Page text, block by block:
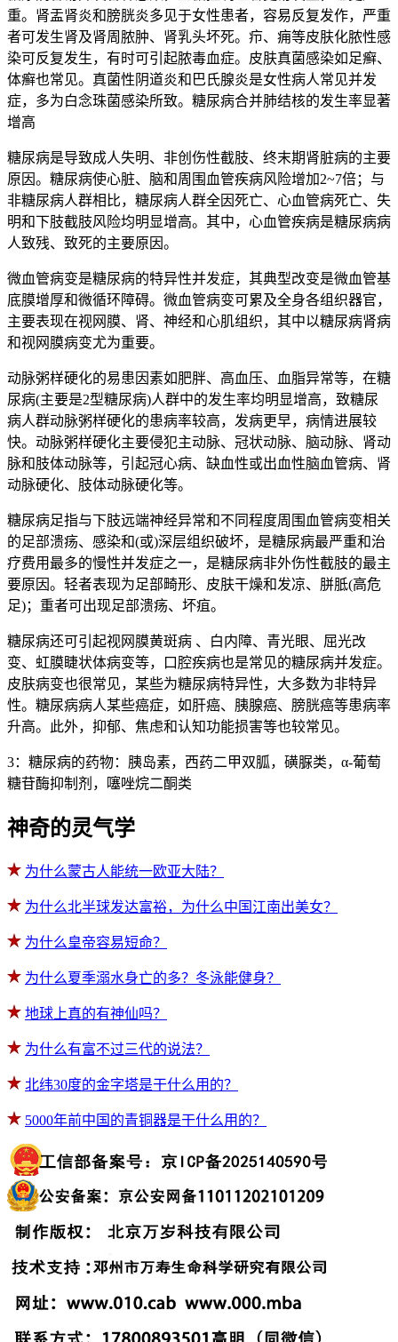
重。肾盂肾炎和膀胱炎多见于女性患者，容易反复发作，严重
者可发生肾及肾周脓肿、肾乳头坏死。疖、痈等皮肤化脓性感
染可反复发生，有时可引起脓毒血症。皮肤真菌感染如足癣、
体癣也常见。真菌性阴道炎和巴氏腺炎是女性病人常见并发
症，多为白念珠菌感染所致。糖尿病合并肺结核的发生率显著
增高
糖尿病是导致成人失明、非创伤性截肢、终末期肾脏病的主要
原因。糖尿病使心脏、脑和周围血管疾病风险增加2~7倍；与
非糖尿病人群相比，糖尿病人群全因死亡、心血管病死亡、失
明和下肢截肢风险均明显增高。其中，心血管疾病是糖尿病病
人致残、致死的主要原因。
微血管病变是糖尿病的特异性并发症，其典型改变是微血管基
底膜增厚和微循环障碍。微血管病变可累及全身各组织器官，
主要表现在视网膜、肾、神经和心肌组织，其中以糖尿病肾病
和视网膜病变尤为重要。
动脉粥样硬化的易患因素如肥胖、高血压、血脂异常等，在糖
尿病(主要是2型糖尿病)人群中的发生率均明显增高，致糖尿
病人群动脉粥样硬化的患病率较高，发病更早，病情进展较
快。动脉粥样硬化主要侵犯主动脉、冠状动脉、脑动脉、肾动
脉和肢体动脉等，引起冠心病、缺血性或出血性脑血管病、肾
动脉硬化、肢体动脉硬化等。
糖尿病足指与下肢远端神经异常和不同程度周围血管病变相关
的足部溃疡、感染和(或)深层组织破坏，是糖尿病最严重和治
疗费用最多的慢性并发症之一，是糖尿病非外伤性截肢的最主
要原因。轻者表现为足部畸形、皮肤干燥和发凉、胼胝(高危
足)；重者可出现足部溃疡、坏疽。
糖尿病还可引起视网膜黄斑病 、白内障、青光眼、屈光改
变、虹膜睫状体病变等，口腔疾病也是常见的糖尿病并发症。
皮肤病变也很常见，某些为糖尿病特异性，大多数为非特异
性。糖尿病病人某些癌症，如肝癌、胰腺癌、膀胱癌等患病率
升高。此外，抑郁、焦虑和认知功能损害等也较常见。
3：糖尿病的药物：胰岛素，西药二甲双胍，磺脲类，α-葡萄
糖苷酶抑制剂，噻唑烷二酮类
神奇的灵气学
为什么蒙古人能统一欧亚大陆？
为什么北半球发达富裕，为什么中国江南出美女？
为什么皇帝容易短命？
为什么夏季溺水身亡的多？冬泳能健身？
地球上真的有神仙吗？
为什么有富不过三代的说法？
北纬30度的金字塔是干什么用的？
5000年前中国的青铜器是干什么用的？